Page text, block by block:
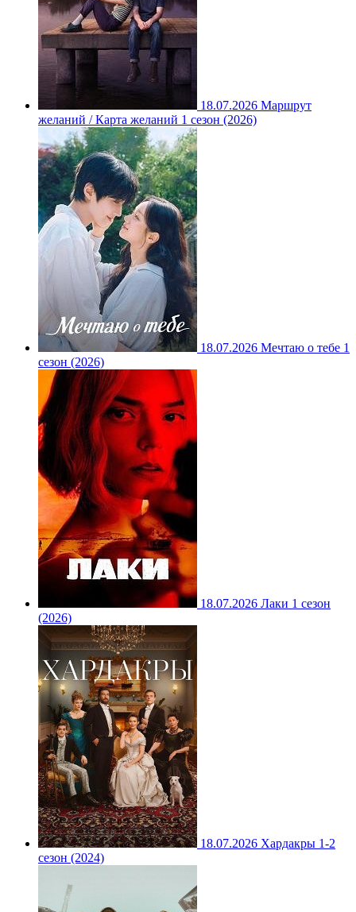
18.07.2026 Маршрут
желаний / Карта желаний 1 сезон (2026)
18.07.2026 Мечтаю о тебе 1
сезон (2026)
18.07.2026 Лаки 1 сезон
(2026)
18.07.2026 Хардакры 1-2
сезон (2024)